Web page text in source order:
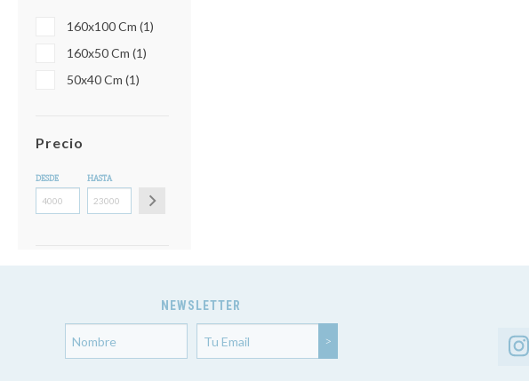
160x100 Cm (1)
160x50 Cm (1)
50x40 Cm (1)
Precio
DESDE HASTA
NEWSLETTER